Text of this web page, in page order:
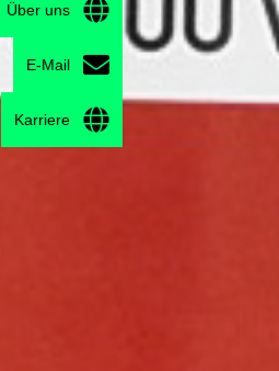
Über uns
E-Mail
Karriere